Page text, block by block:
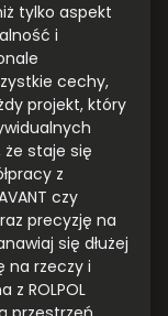
tylko aspekt
i
cechy,
projekt, który
staje się
z
czy
precyzję na
się dłużej
na rzeczy i
z ROLPOL